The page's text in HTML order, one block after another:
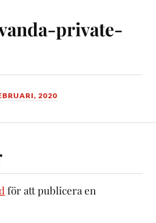
private-
2020
för att publicera en